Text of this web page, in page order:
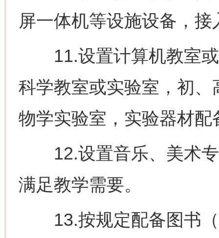
屏一体机等设施设备，
11.设置计算机教室或
科学教室或实验室，初
物学实验室，实验器材
12.设置音乐、美术专
满足教学需要。
13.按规定配备图书（